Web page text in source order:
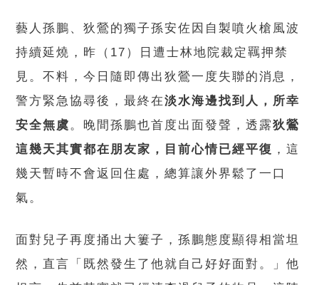
藝人孫鵬、狄鶯的獨子孫安佐因自製噴火槍風波
持續延燒，昨（17）日遭士林地院裁定羈押禁
見。不料，今日隨即傳出狄鶯一度失聯的消息，
警方緊急協尋後，最終在淡水海邊找到人，所幸
安全無虞 。晚間孫鵬也首度出面發聲，透露狄鶯
這幾天其實都在朋友家，目前心情已經平復 ，這
幾天暫時不會返回住處，總算讓外界鬆了一口
氣。
面對兒子再度捅出大簍子，孫鵬態度顯得相當坦
然，直言「既然發生了他就自己好好面對。」他